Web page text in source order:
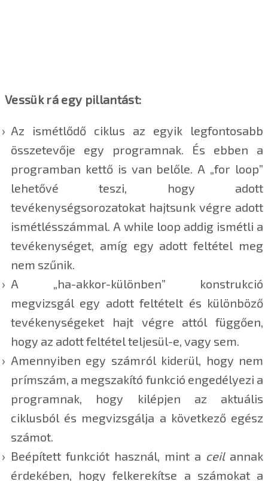
Vessük rá egy pillantást:
Az ismétlődő ciklus az egyik legfontosabb
összetevője egy programnak. És ebben a
programban kettő is van belőle. A „for loop”
lehetővé teszi, hogy adott
tevékenységsorozatokat hajtsunk végre adott
ismétlésszámmal. A while loop addig ismétli a
tevékenységet, amíg egy adott feltétel meg
nem szűnik.
A „ha-akkor-különben” konstrukció
megvizsgál egy adott feltételt és különböző
tevékenységeket hajt végre attól függően,
hogy az adott feltétel teljesül-e, vagy sem.
Amennyiben egy számról kiderül, hogy nem
prímszám, a megszakító funkció engedélyezi a
programnak, hogy kilépjen az aktuális
ciklusból és megvizsgálja a következő egész
számot.
Beépített funkciót használ, mint a ceilannak
érdekében, hogy felkerekítse a számokat a